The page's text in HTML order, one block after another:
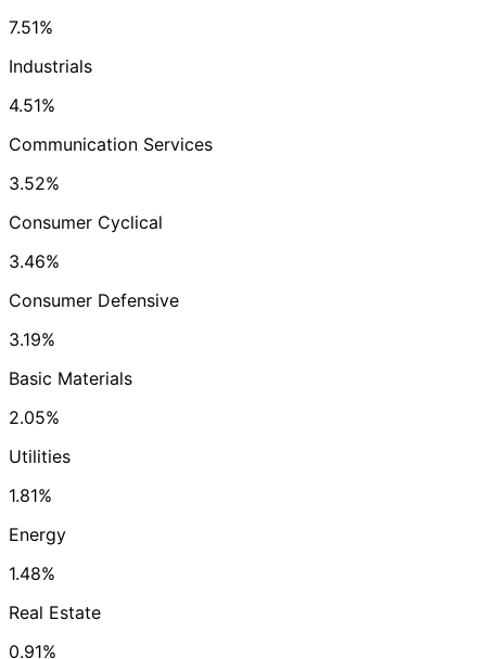
7.51%
Industrials
4.51%
Communication Services
3.52%
Consumer Cyclical
3.46%
Consumer Defensive
3.19%
Basic Materials
2.05%
Utilities
1.81%
Energy
1.48%
Real Estate
0.91%